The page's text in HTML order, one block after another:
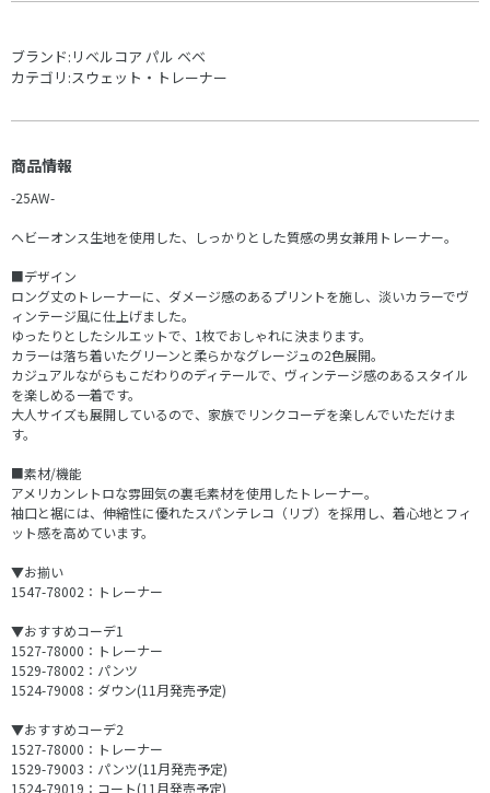
ブランド: リベルコア パル ベベ
カテゴリ:スウェット・トレーナー
商品情報
-25AW-
ヘビーオンス生地を使用した、しっかりとした質感の男女兼用トレーナー。
■デザイン
ロング丈のトレーナーに、ダメージ感のあるプリントを施し、淡いカラーでヴ
ィンテージ風に仕上げました。
ゆったりとしたシルエットで、1枚でおしゃれに決まります。
カラーは落ち着いたグリーンと柔らかなグレージュの2色展開。
カジュアルながらもこだわりのディテールで、ヴィンテージ感のあるスタイル
を楽しめる一着です。
大人サイズも展開しているので、家族でリンクコーデを楽しんでいただけま
す。
■素材/機能
アメリカンレトロな雰囲気の裏毛素材を使用したトレーナー。
袖口と裾には、伸縮性に優れたスパンテレコ（リブ）を採用し、着心地とフィ
ット感を高めています。
▼お揃い
1547-78002：トレーナー
▼おすすめコーデ1
1527-78000：トレーナー
1529-78002：パンツ
1524-79008：ダウン(11月発売予定)
▼おすすめコーデ2
1527-78000：トレーナー
1529-79003：パンツ(11月発売予定)
1524-79019：コート(11月発売予定)